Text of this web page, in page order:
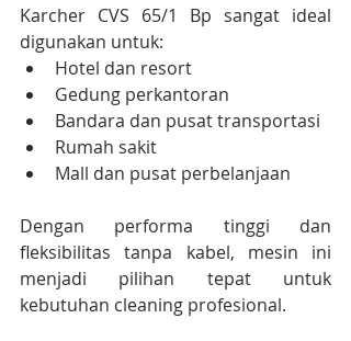
Karcher CVS 65/1 Bp sangat ideal
digunakan untuk:
Hotel dan resort
Gedung perkantoran
Bandara dan pusat transportasi
Rumah sakit
Mall dan pusat perbelanjaan
Dengan performa tinggi dan
fleksibilitas tanpa kabel, mesin ini
menjadi pilihan tepat untuk
kebutuhan cleaning profesional.